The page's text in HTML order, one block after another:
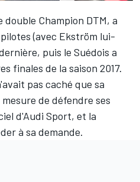
double Champion DTM, a
(avec Ekström lui-
puis le Suédois a
finales de la saison 2017.
pas caché que sa
de défendre ses
d'Audi Sport, et la
à sa demande.